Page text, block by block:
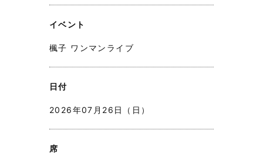
イベント
楓子 ワンマンライブ
日付
2026年07月26日（日）
席